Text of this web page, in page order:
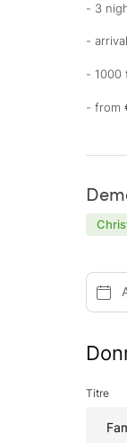
- 3
-
- 1000
- from
Titre